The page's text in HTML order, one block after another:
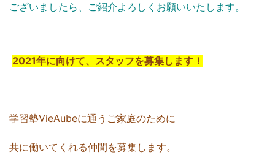
ございましたら、ご紹介よろしくお願いいたします。
2021年に向けて、スタッフを募集します！
学習塾VieAubeに通うご家庭のために
共に働いてくれる仲間を募集します。